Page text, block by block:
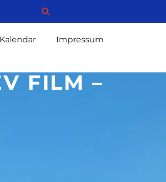
Kalendar Impressum
FILM –